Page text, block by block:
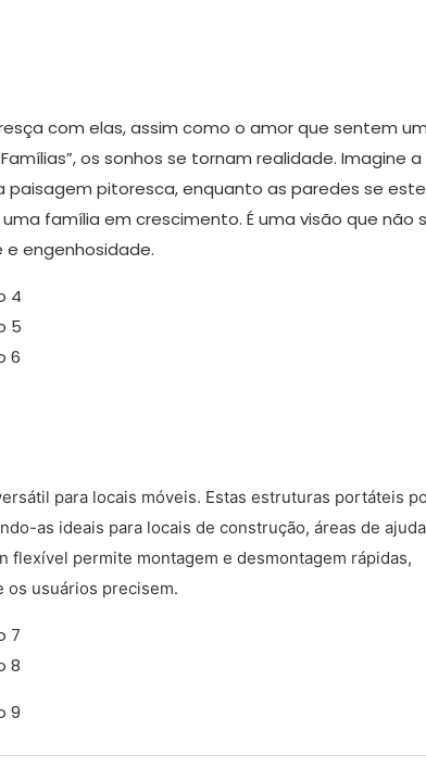
com elas, assim como o amor que sentem
os sonhos se tornam realidade. Imagine a
pitoresca, enquanto as paredes se
família em crescimento. É uma visão que não
engenhosidade.
para locais móveis. Estas estruturas portáteis
as ideais para locais de construção, áreas de ajuda
flexível permite montagem e desmontagem rápidas,
os usuários precisem.